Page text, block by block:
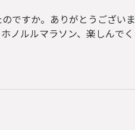
ですか。ありがとうございま
ノルルマラソン、楽しんでく